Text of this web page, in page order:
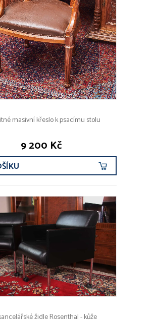
masivní křeslo k psacímu stolu
9 200 Kč
židle Rosenthal - kůže